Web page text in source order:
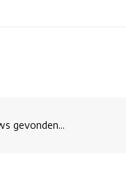
gevonden...